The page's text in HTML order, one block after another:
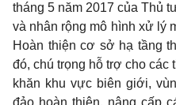
tháng 5 năm 2017 của Thủ
và nhân rộng mô hình xử lý
Hoàn thiện cơ sở hạ tầng
đó, chú trọng hỗ trợ cho các
khăn khu vực biên giới,
đảo hoàn thiện, nâng cấp